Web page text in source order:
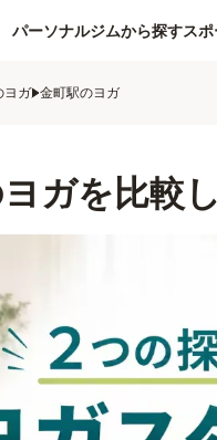
パーソナルジムから探すス
ヨガ 金町駅のヨガ
ガを比較